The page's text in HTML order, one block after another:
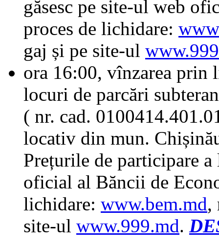
găsesc pe site-ul web
proces de lichidare:
gaj și pe site-ul
ora 16:00, vînzarea prin
locuri de parcări
( nr. cad.
locativ din mun.
Prețurile de participare
oficial al Băncii de
lichidare: www.bem.md,
site-ul www.999.md.